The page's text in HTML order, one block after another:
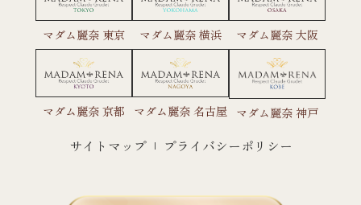
マダム麗奈 東京 マダム麗奈 横浜 マダム麗奈 大阪
マダム麗奈 京都 マダム麗奈 名古屋 マダム麗奈 神戸
サイトマップ プライバシーポリシー